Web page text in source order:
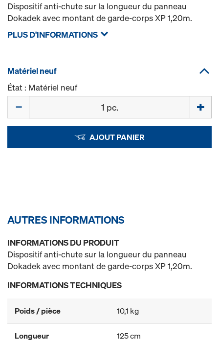
Dispositif anti-chute sur la longueur du panneau
Dokadek avec montant de garde-corps XP 1,20m.
PLUS D'INFORMATIONS
Matériel neuf
État : Matériel neuf
AJOUT PANIER
AUTRES INFORMATIONS
INFORMATIONS DU PRODUIT
Dispositif anti-chute sur la longueur du panneau
Dokadek avec montant de garde-corps XP 1,20m.
INFORMATIONS TECHNIQUES
Poids / pièce 10,1 kg
Longueur 125 cm